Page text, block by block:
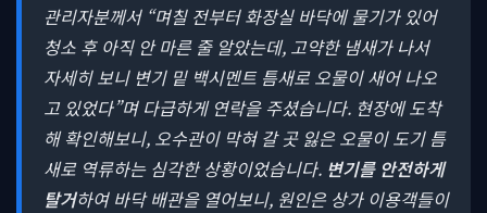
관리자분께서 “며칠 전부터 화장실 바닥에 물기가 있어
청소 후 아직 안 마른 줄 알았는데, 고약한 냄새가 나서
자세히 보니 변기 밑 백시멘트 틈새로 오물이 새어 나오
고 있었다”며 다급하게 연락을 주셨습니다. 현장에 도착
해 확인해보니, 오수관이 막혀 갈 곳 잃은 오물이 도기 틈
새로 역류하는 심각한 상황이었습니다. 변기를 안전하게
탈거하여 바닥 배관을 열어보니, 원인은 상가 이용객들이